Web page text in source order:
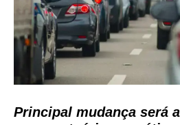
Principal mudança será